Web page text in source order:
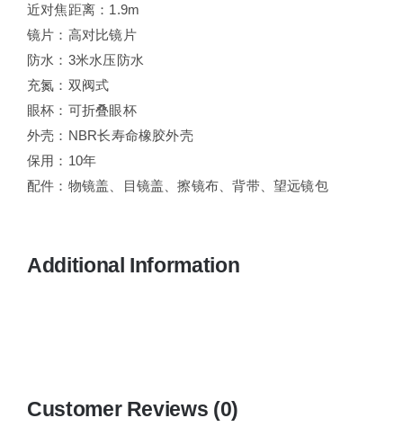
近对焦距离：1.9m
镜片：高对比镜片
防水：3米水压防水
充氮：双阀式
眼杯：可折叠眼杯
外壳：NBR长寿命橡胶外壳
保用：10年
配件：物镜盖、目镜盖、擦镜布、背带、望远镜包
Additional Information
Customer Reviews (0)